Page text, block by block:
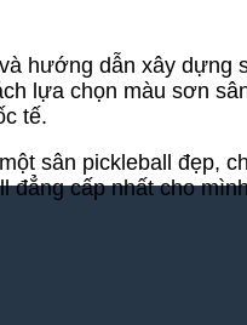
hướng dẫn xây dựng
lựa chọn màu sơn
tế.
sân pickleball đẹp,
đẳng cấp nhất cho